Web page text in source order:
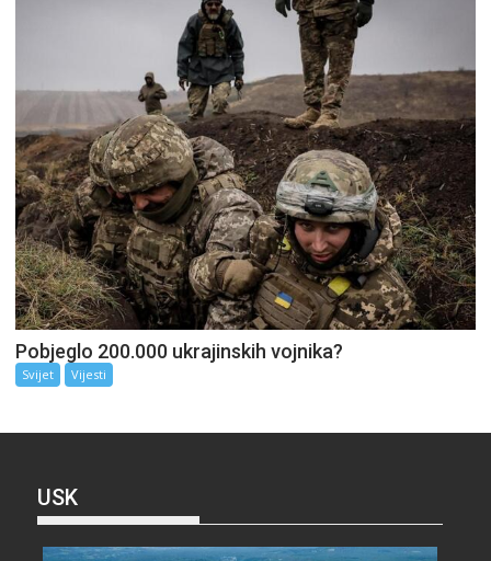
Pobjeglo 200.000 ukrajinskih vojnika?
Svijet Vijesti
USK